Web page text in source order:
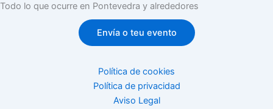
Todo lo que ocurre en Pontevedra y alrededores
Envía o teu evento
Política de cookies
Política de privacidad
Aviso Legal